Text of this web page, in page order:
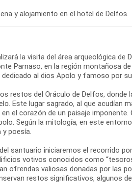
y alojamiento en el hotel de Delfos.
la visita del área arqueológica
Parnaso, en la región montañosa
al dios Apolo y famoso por
restos del Oráculo de Delfos,
Este lugar sagrado, al que acudían
el corazón de un paisaje
Según la mitología, en este
poesía.
santuario iniciaremos el recorrido
votivos conocidos como
ofrendas valiosas donadas por las
restos significativos, algunos